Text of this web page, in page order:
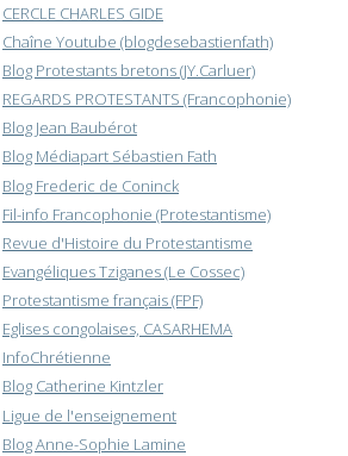
CERCLE CHARLES GIDE
Chaîne Youtube (blogdesebastienfath)
Blog Protestants bretons (JY.Carluer)
REGARDS PROTESTANTS (Francophonie)
Blog Jean Baubérot
Blog Médiapart Sébastien Fath
Blog Frederic de Coninck
Fil-info Francophonie (Protestantisme)
Revue d'Histoire du Protestantisme
Evangéliques Tziganes (Le Cossec)
Protestantisme français (FPF)
Eglises congolaises, CASARHEMA
InfoChrétienne
Blog Catherine Kintzler
Ligue de l'enseignement
Blog Anne-Sophie Lamine